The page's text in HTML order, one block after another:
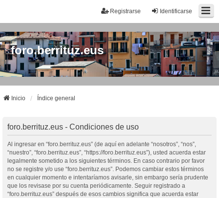
Identificarse
Registrarse
foro.berrituz.eus
Inicio Índice general
foro.berrituz.eus - Condiciones de uso
Al ingresar en “foro.berrituz.eus” (de aquí en adelante “nosotros”, “nos”,
“nuestro”, “foro.berrituz.eus”, “https://foro.berrituz.eus”), usted acuerda estar
legalmente sometido a los siguientes términos. En caso contrario por favor
no se registre y/o use “foro.berrituz.eus”. Podemos cambiar estos términos
en cualquier momento e intentaríamos avisarle, sin embargo sería prudente
que los revisase por su cuenta periódicamente. Seguir registrado a
“foro.berrituz.eus” después de esos cambios significa que acuerda estar